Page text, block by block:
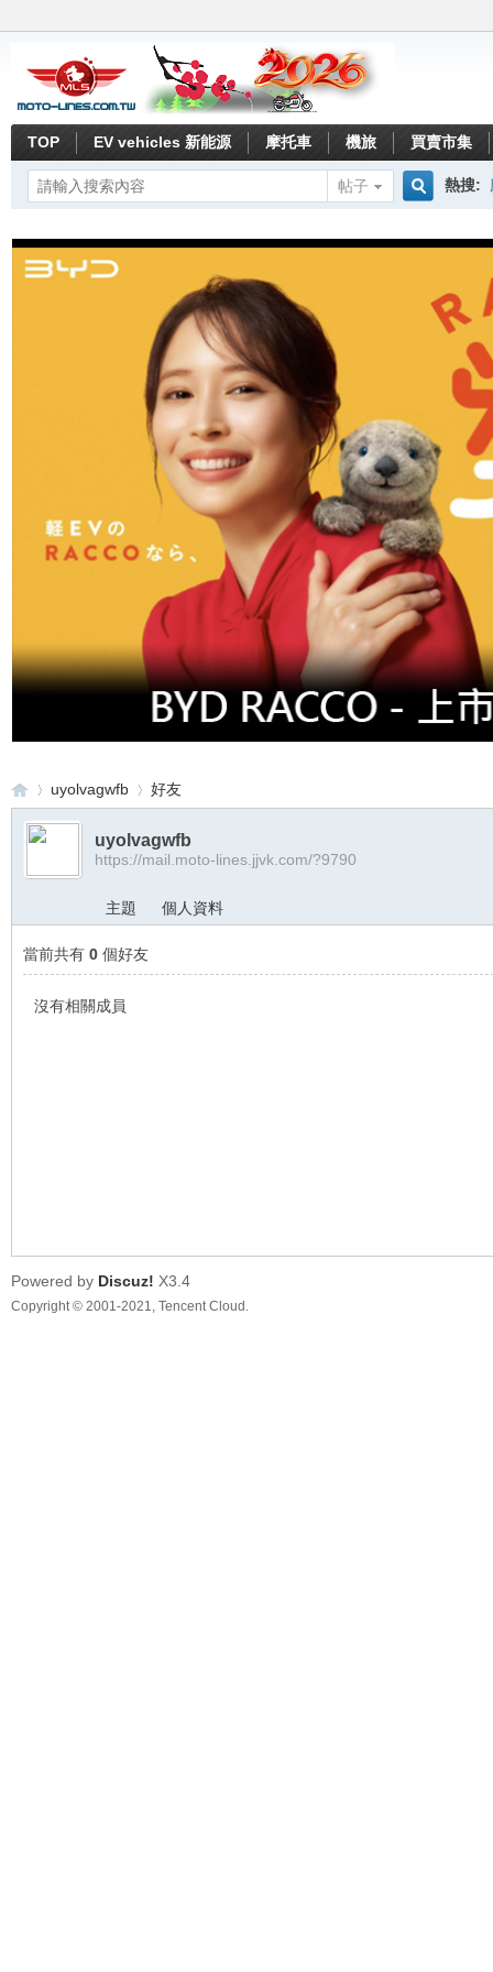
TOP EV vehicles 新能源 摩托車 機旅 買賣市集
帖子
熱搜:
›
uyolvagwfb 好友
uyolvagwfb
https://mail.moto-lines.jjvk.com/?9790
主題 個人資料
當前共有 0 個好友
沒有相關成員
Powered by Discuz! X3.4
Copyright © 2001-2021, Tencent Cloud.